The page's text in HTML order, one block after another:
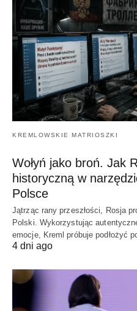
KREMLOWSKIE MATRIOSZKI
Wołyń jako broń. Jak
historyczną w
Polsce
Jątrząc rany przeszłości, Rosja
Polski. Wykorzystując
emocje, Kreml próbuje podłożyć
4 dni ago